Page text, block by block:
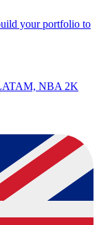
your portfolio to
NBA 2K